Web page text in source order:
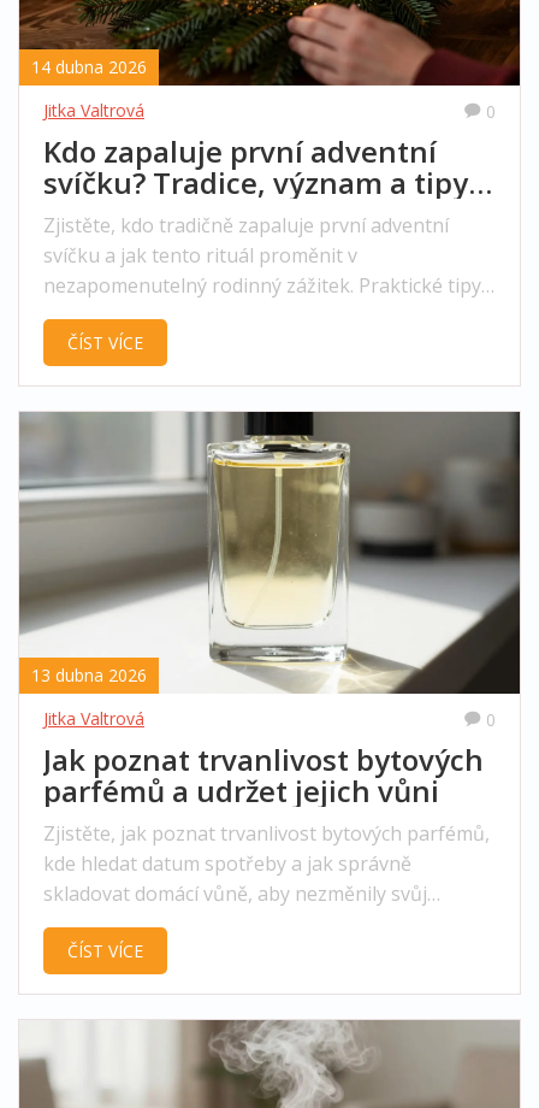
14 dubna 2026
Jitka Valtrová
0
Kdo zapaluje první adventní
svíčku? Tradice, význam a tipy
pro domácnost
Zjistěte, kdo tradičně zapaluje první adventní
svíčku a jak tento rituál proměnit v
nezapomenutelný rodinný zážitek. Praktické tipy
na vonné svíčky a bezpečnost.
ČÍST VÍCE
13 dubna 2026
Jitka Valtrová
0
Jak poznat trvanlivost bytových
parfémů a udržet jejich vůni
Zjistěte, jak poznat trvanlivost bytových parfémů,
kde hledat datum spotřeby a jak správně
skladovat domácí vůně, aby nezměnily svůj
charakter a vydržely déle.
ČÍST VÍCE